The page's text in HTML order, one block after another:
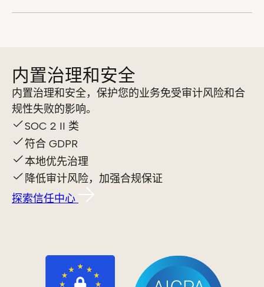
内置治理和安全
内置治理和安全，保护您的业务免受审计风险和合
规性失败的影响。
SOC 2 II 类
符合 GDPR
本地优先治理
降低审计风险，加强合规保证
探索信任中心